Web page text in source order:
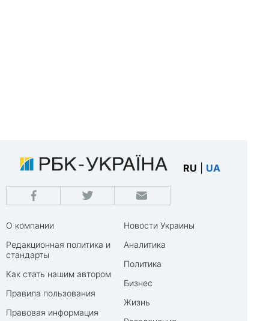
RU UA
О компании
Редакционная политика и
стандарты
Как стать нашим автором
Правила пользования
Правовая информация
Новости Украины
Аналитика
Политика
Бизнес
Жизнь